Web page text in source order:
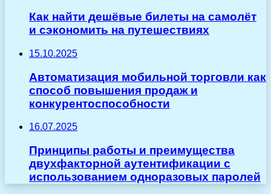
Как найти дешёвые билеты на самолёт
и сэкономить на путешествиях
15.10.2025
Автоматизация мобильной торговли как
способ повышения продаж и
конкурентоспособности
16.07.2025
Принципы работы и преимущества
двухфакторной аутентификации с
использованием одноразовых паролей